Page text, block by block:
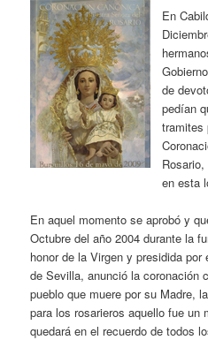
En
de
pedían
tramites
en esta
En aquel momento se aprobó y
Octubre del año 2004 durante la
honor de la Virgen y presidida
de Sevilla, anunció la coronación
pueblo que muere por su Madre,
para los rosarieros aquello fue un
quedará en el recuerdo de todos